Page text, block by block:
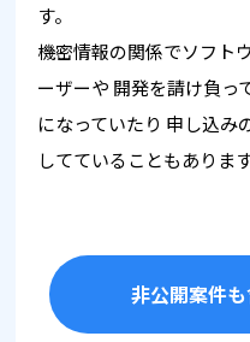
す。
機密情報の関係でソフト
ーザーや 開発を請け負っ
になっていたり 申し込み
してていることもあります
非公開案件